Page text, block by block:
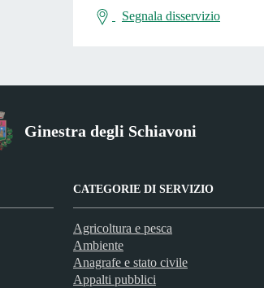
Segnala disservizio
Ginestra degli Schiavoni
CATEGORIE DI SERVIZIO
Agricoltura e pesca
Ambiente
Anagrafe e stato civile
Appalti pubblici